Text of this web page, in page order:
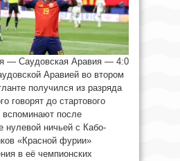
— Саудовская Аравия — 4:0
Аравией во втором
получился из разряда
говорят до стартового
вспоминают после
нулевой ничьей с Кабо-
«Красной фурии»
в её чемпионских